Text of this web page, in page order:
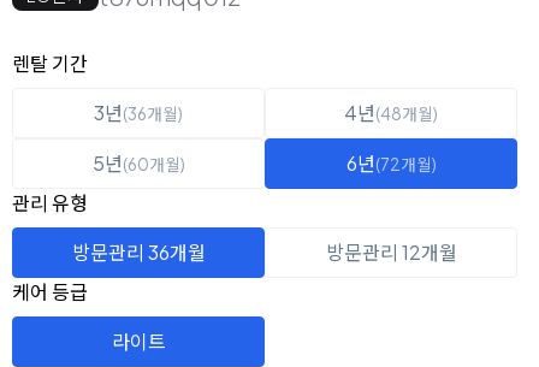
옵션 선택
렌탈 선택
렌탈 기간
3년(36개월) 4년(48개월)
5년(60개월) 6년(72개월)
관리 유형
방문관리 36개월
방문관리 12개월
케어 등급
라이트